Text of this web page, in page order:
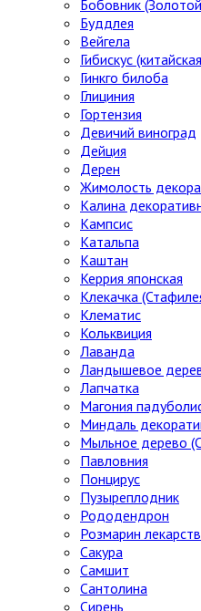
Бобовник
Буддлея
Вейгела
Гибискус
Гинкго билоба
Глициния
Гортензия
Девичий виноград
Дейция
Дерен
Жимолость
Калина
Кампсис
Катальпа
Каштан
Керрия японская
Клекачка
Клематис
Кольквиция
Лаванда
Ландышевое
Лапчатка
Магония
Миндаль
Мыльное дерево
Павловния
Понцирус
Пузыреплодник
Рододендрон
Розмарин
Сакура
Самшит
Сантолина
Сирень